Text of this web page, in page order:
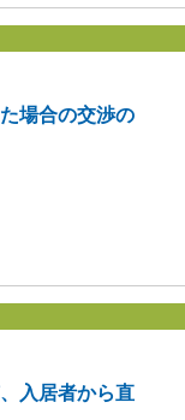
場合の交渉の
入居者から直